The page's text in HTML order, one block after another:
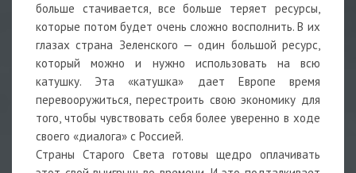
больше стачивается, все больше теряет ресурсы,
которые потом будет очень сложно восполнить. В их
глазах страна Зеленского — один большой ресурс,
который можно и нужно использовать на всю
катушку. Эта «катушка» дает Европе время
перевооружиться, перестроить свою экономику для
того, чтобы чувствовать себя более уверенно в ходе
своего «диалога» с Россией.
Страны Старого Света готовы щедро оплачивать